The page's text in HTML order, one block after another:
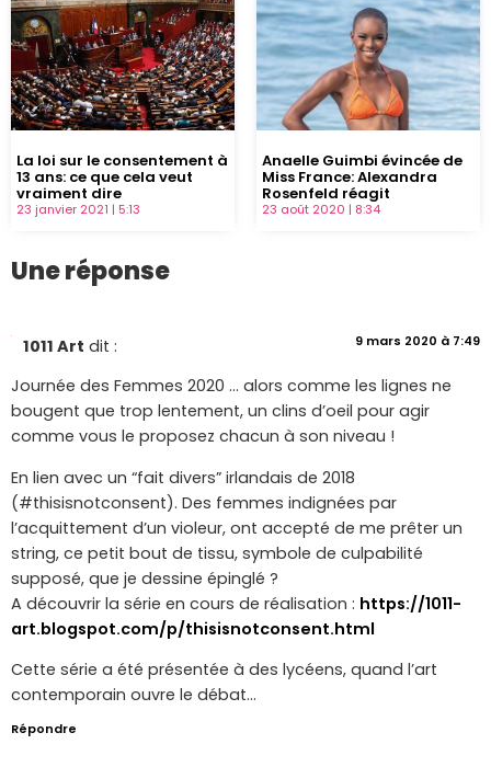
La loi sur le consentement à
13 ans: ce que cela veut
vraiment dire
23 janvier 2021 5:13
Anaelle Guimbi évincée de
Miss France: Alexandra
Rosenfeld réagit
23 août 2020 8:34
Une réponse
1011 Art dit : 9 mars 2020 à 7:49
Journée des Femmes 2020 … alors comme les lignes ne
bougent que trop lentement, un clins d’oeil pour agir
comme vous le proposez chacun à son niveau !
En lien avec un “fait divers” irlandais de 2018
(#thisisnotconsent). Des femmes indignées par
l’acquittement d’un violeur, ont accepté de me prêter un
string, ce petit bout de tissu, symbole de culpabilité
supposé, que je dessine épinglé ?
A découvrir la série en cours de réalisation : https://1011-
art.blogspot.com/p/thisisnotconsent.html
Cette série a été présentée à des lycéens, quand l’art
contemporain ouvre le débat…
Répondre